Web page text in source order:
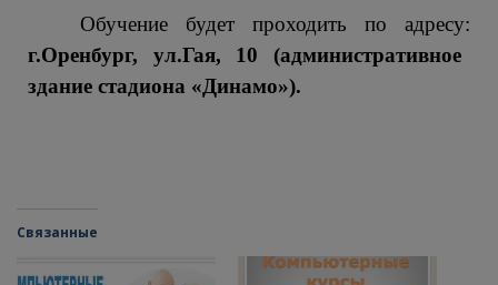
Обучение будет проходить по адресу:
г.Оренбург, ул.Гая, 10 (административное
здание стадиона «Динамо»).
Связанные